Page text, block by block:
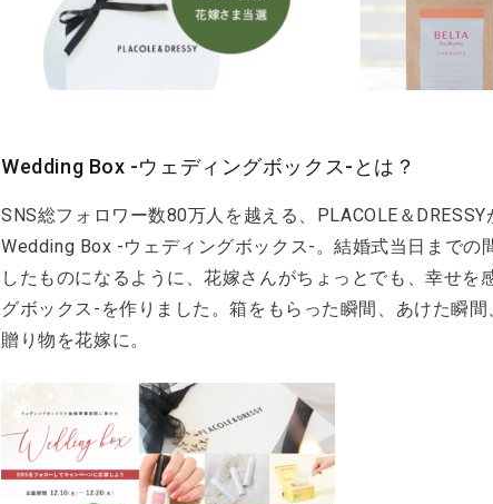
Wedding Box -ウェディングボックス-とは？
SNS総フォロワー数80万人を越える、PLACOLE＆
Wedding Box -ウェディングボックス-。結婚式当日までの
したものになるように、花嫁さんがちょっとでも、幸せ
グボックス-を作りました。箱をもらった瞬間、あけた瞬
贈り物を花嫁に。